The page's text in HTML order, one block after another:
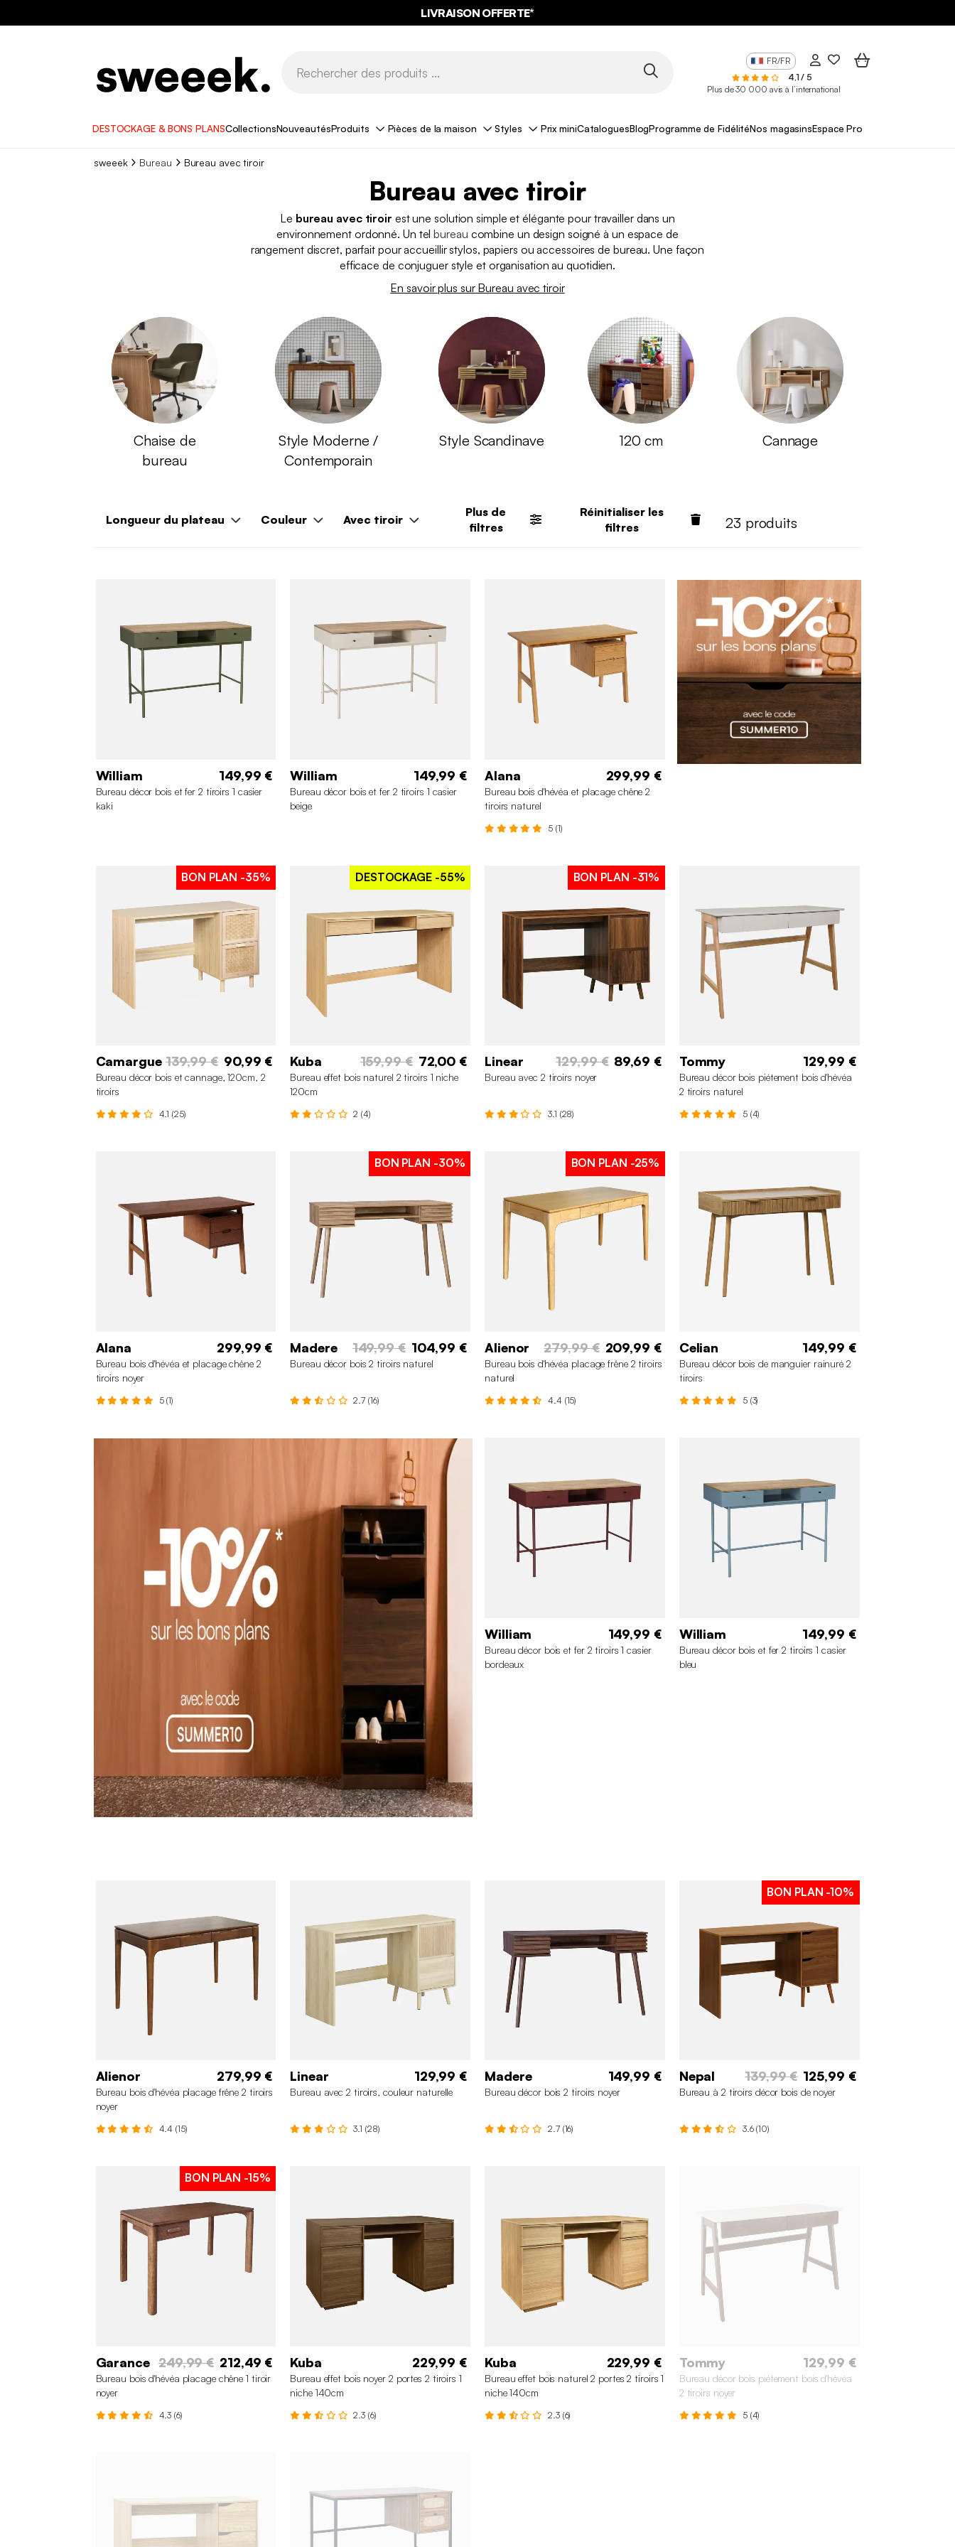
LIVRAISON OFFERTE*
FR/FR
4,1 / 5
Plus de 30 000 avis à l’international
DESTOCKAGE & BONS PLANSCollectionsNouveautésProduits Pièces de la maison Styles Prix miniCataloguesBlogProgramme de FidélitéNos magasinsEspace Pro
sweeek Bureau Bureau avec tiroir
Bureau avec tiroir
Le bureau avec tiroir est une solution simple et élégante pour travailler dans un
environnement ordonné. Un telbureau combine un design soigné à un espace de
rangement discret, parfait pour accueillir stylos, papiers ou accessoires de bureau. Une façon
efficace de conjuguer style et organisation au quotidien.
En savoir plus sur Bureau avec tiroir
Chaise de
bureau
Style Moderne /
Contemporain
Style Scandinave 120 cm Cannage
Longueur du plateau Couleur Avec tiroir
Plus de
filtres
Réinitialiser les
filtres
23 produits
William 149,99 €
Bureau décor bois et fer 2 tiroirs 1 casier
kaki
William 149,99 €
Bureau décor bois et fer 2 tiroirs 1 casier
beige
Alana 299,99 €
Bureau bois d'hévéa et placage chêne 2
tiroirs naturel
5 (1)
BON PLAN -35%
Camargue 139,99 € 90,99 €
Bureau décor bois et cannage, 120cm, 2
tiroirs
4.1 (25)
DESTOCKAGE -55%
Kuba 159,99 € 72,00 €
Bureau effet bois naturel 2 tiroirs 1 niche
120cm
2 (4)
BON PLAN -31%
Linear 129,99 € 89,69 €
Bureau avec 2 tiroirs noyer
3.1 (28)
Tommy 129,99 €
Bureau décor bois piétement bois d'hévéa
2 tiroirs naturel
5 (4)
Alana 299,99 €
Bureau bois d'hévéa et placage chêne 2
tiroirs noyer
5 (1)
BON PLAN -30%
Madere 149,99 € 104,99 €
Bureau décor bois 2 tiroirs naturel
2.7 (16)
BON PLAN -25%
Alienor 279,99 € 209,99 €
Bureau bois d'hévéa placage frêne 2 tiroirs
naturel
4.4 (15)
Celian 149,99 €
Bureau décor bois de manguier rainuré 2
tiroirs
5 (3)
William 149,99 €
Bureau décor bois et fer 2 tiroirs 1 casier
bordeaux
William 149,99 €
Bureau décor bois et fer 2 tiroirs 1 casier
bleu
Alienor 279,99 €
Bureau bois d'hévéa placage frêne 2 tiroirs
noyer
4.4 (15)
Linear 129,99 €
Bureau avec 2 tiroirs, couleur naturelle
3.1 (28)
Madere 149,99 €
Bureau décor bois 2 tiroirs noyer
2.7 (16)
BON PLAN -10%
Nepal 139,99 € 125,99 €
Bureau à 2 tiroirs décor bois de noyer
3.6 (10)
BON PLAN -15%
Garance 249,99 € 212,49 €
Bureau bois d'hévéa placage chêne 1 tiroir
noyer
4.3 (6)
Kuba 229,99 €
Bureau effet bois noyer 2 portes 2 tiroirs 1
niche 140cm
2.3 (6)
Kuba 229,99 €
Bureau effet bois naturel 2 portes 2 tiroirs 1
niche 140cm
2.3 (6)
Tommy 129,99 €
Bureau décor bois piétement bois d'hévéa
2 tiroirs noyer
5 (4)